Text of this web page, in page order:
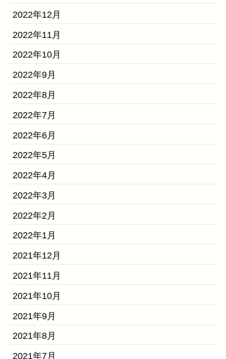
2022年12月
2022年11月
2022年10月
2022年9月
2022年8月
2022年7月
2022年6月
2022年5月
2022年4月
2022年3月
2022年2月
2022年1月
2021年12月
2021年11月
2021年10月
2021年9月
2021年8月
2021年7月